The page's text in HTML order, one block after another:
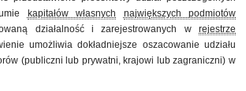
kapitałów własnych
największych podmiotów
działalność i zarejestrowanych w rejestrze
umożliwia dokładniejsze oszacowanie udziału
(publiczni lub prywatni, krajowi lub zagraniczni) w